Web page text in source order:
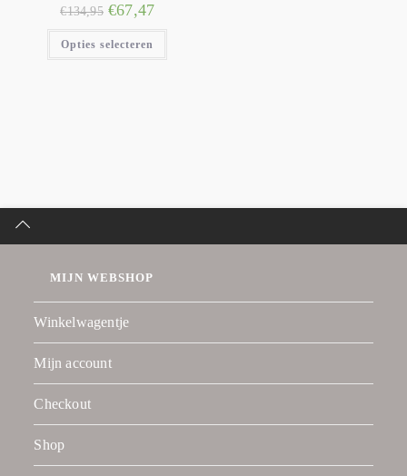
€134,95 €67,47
Opties selecteren
MIJN WEBSHOP
Winkelwagentje
Mijn account
Checkout
Shop